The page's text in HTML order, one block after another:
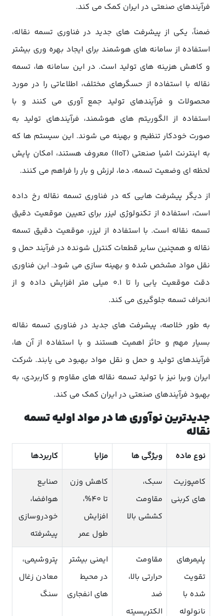
فرآیندهای صنعتی در ایران کمک می کند.
ضمناً، یکی از پیشرفت های جدید در فناوری تسمه نقاله،
استفاده از سامانه های هوشمند برای ایجاد بهره وری بیشتر
و کاهش هزینه های تولید است. در این سامانه ها، تسمه
نقاله با استفاده از حسگرهای مختلف، اطلاعاتی را در مورد
محصولات و فرآیندهای تولید جمع آوری می کنند و با
استفاده از الگوریتم های هوشمند، فرآیندهای تولید به
صورت خودکار تنظیم و بهینه می شوند. این سیستم ها که
به اینترنت اشیا صنعتی (IIoT) معروف هستند، امکان پایش
لحظه ای وضعیت تسمه، دما، لرزش و بار را فراهم می کنند.
از دیگر پیشرفت هایی که در فناوری تسمه نقاله رخ داده
است، استفاده از تکنولوژی لیزر برای تعیین موقعیت دقیق
تسمه نقاله است. با استفاده از لیزر، موقعیت دقیق تسمه
نقاله و همچنین سایر قطعات کنترل شونده در فرآیند حمل و
نقل مواد مشخص شده و بهینه سازی می شود. این فناوری
دقت موقعیت یابی را تا 0.1 میلی متر افزایش داده و از
انحراف تسمه جلوگیری می کند.
به طور خلاصه، پیشرفت های جدید در فناوری تسمه نقاله
بسیار مهم و حائز اهمیت هستند و با استفاده از آن ها،
فرآیندهای تولید و حمل و نقل مواد بهبود می یابند. شرکت
ایران ویرا نیز با تولید تسمه نقاله های مقاوم و کاربردی، به
بهبود فرآیندهای صنعتی در ایران کمک می کند.
جدیدترین نوآوری ها در مواد اولیه تسمه
نقاله
نوع ماده ویژگی ها مزایا کاربردها
کامپوزیت
های کربنی
سبک،
مقاومت
کششی بالا
کاهش وزن
تا 40%،
افزایش
طول عمر
صنایع
هوافضا،
خودروسازی
پیشرفته
پلیمرهای
تقویت
شده با
نانولوله
مقاومت
حرارتی بالا،
ضد
الکتریسیته
ایمنی بیشتر
در محیط
های انفجاری
پتروشیمی،
معادن زغال
سنگ